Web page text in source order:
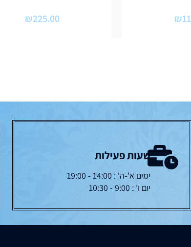
₪
₪225.00
שעות פעילות
ימים א'-ה' : 14:00 - 19:00
יום ו' : 9:00 - 10:30